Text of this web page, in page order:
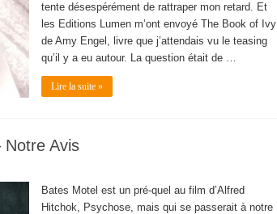
tente désespérément de rattraper mon retard. Et
les Editions Lumen m’ont envoyé The Book of Ivy
de Amy Engel, livre que j’attendais vu le teasing
qu’il y a eu autour. La question était de …
Lire la suite »
Notre Avis
Bates Motel est un pré-quel au film d’Alfred
Hitchok, Psychose, mais qui se passerait à notre